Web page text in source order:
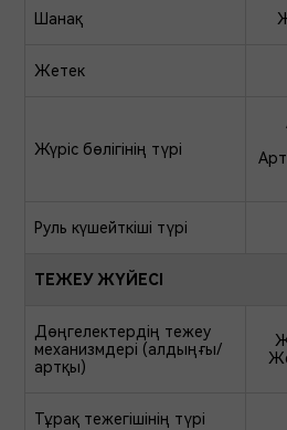
Шанақ
Жетек
Жүріс бөлігінің түрі
Руль күшейткіші түрі
ТЕЖЕУ ЖҮЙЕСІ
Дөңгелектердің тежеу
механизмдері (алдыңғы/
артқы)
Тұрақ тежегішінің түрі